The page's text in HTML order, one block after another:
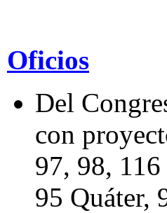
Oficios
Del
con
97, 98,
95 Quáter,